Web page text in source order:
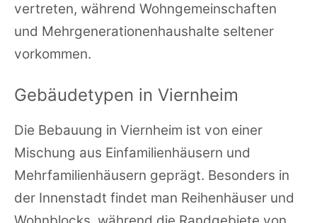
vertreten, während Wohngemeinschaften
und Mehrgenerationenhaushalte seltener
vorkommen.
Gebäudetypen in Viernheim
Die Bebauung in Viernheim ist von einer
Mischung aus Einfamilienhäusern und
Mehrfamilienhäusern geprägt. Besonders in
der Innenstadt findet man Reihenhäuser und